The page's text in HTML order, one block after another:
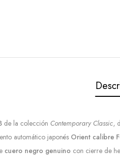
de la colección Contemporary Classic,
automático japonés Orient calibre
cuero negro genuino con cierre de